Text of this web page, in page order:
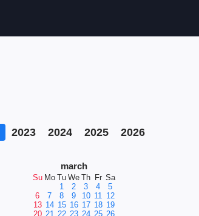
2023 2024 2025 2026
march
Su Mo Tu We Th Fr Sa
1
2 3 4
5
6
7 8 9 10 11 12
13 14 15 16 17 18 19
20 21 22 23 24 25 26